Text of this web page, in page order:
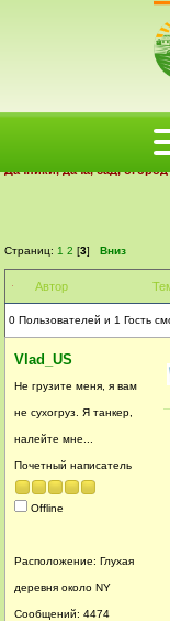
Деревенский форум
Дачники, дача, сад, огород
Страниц: 1 2 [3] Вниз
Автор
0 Пользователей и 1 Гость
Vlad_US
Не грузите меня, я вам
не сухогруз. Я танкер,
налейте мне...
Почетный написатель
Offline
Расположение: Глухая
деревня около NY
Сообщений: 4474